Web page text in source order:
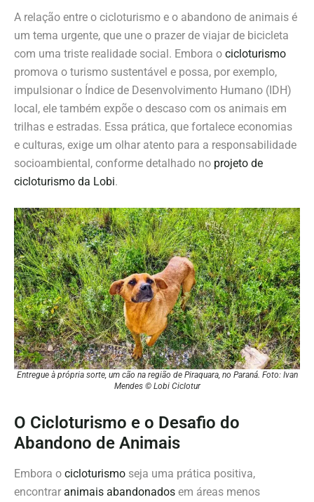
A relação entre o cicloturismo e o abandono de animais é
um tema urgente, que une o prazer de viajar de bicicleta
com uma triste realidade social. Embora o cicloturismo
promova o turismo sustentável e possa, por exemplo,
impulsionar o Índice de Desenvolvimento Humano (IDH)
local, ele também expõe o descaso com os animais em
trilhas e estradas. Essa prática, que fortalece economias
e culturas, exige um olhar atento para a responsabilidade
socioambiental, conforme detalhado no projeto de
cicloturismo da Lobi.
Entregue à própria sorte, um cão na região de Piraquara, no Paraná. Foto: Ivan
Mendes © Lobi Ciclotur
O Cicloturismo e o Desafio do
Abandono de Animais
Embora o cicloturismo seja uma prática positiva,
encontrar animais abandonados em áreas menos